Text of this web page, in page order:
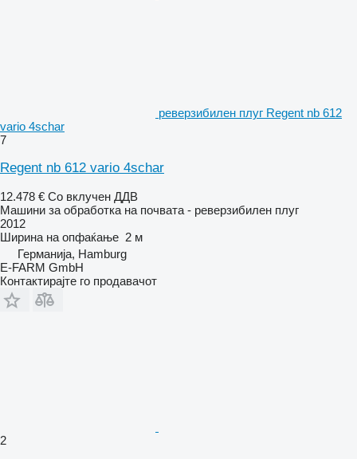
реверзибилен плуг Regent nb 612
vario 4schar
7
Regent nb 612 vario 4schar
12.478 € Со вклучен ДДВ
Машини за обработка на почвата - реверзибилен плуг
2012
Ширина на опфаќање 2 м
Германија, Hamburg
E-FARM GmbH
Контактирајте го продавачот
2